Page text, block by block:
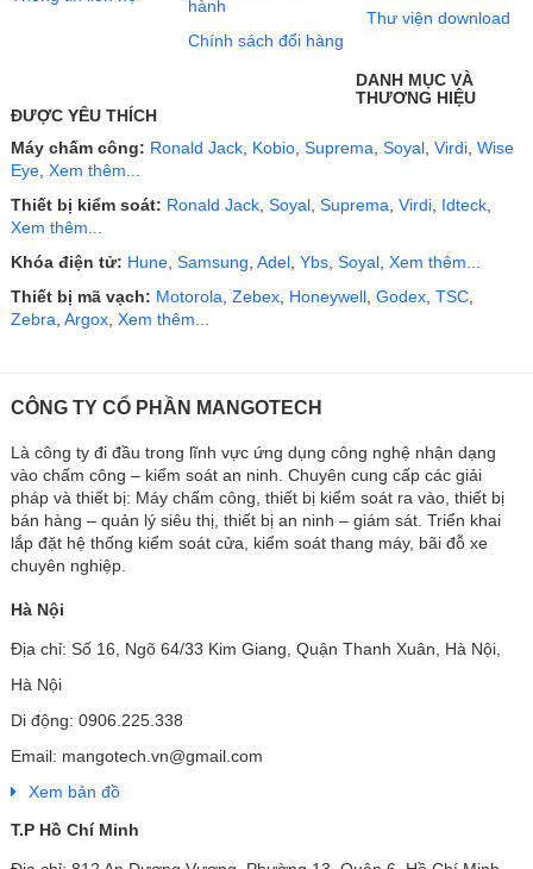
hành
Chính sách đổi hàng
Thư viện download
DANH MỤC VÀ
THƯƠNG HIỆU
ĐƯỢC YÊU THÍCH
Máy chấm công: Ronald Jack, Kobio, Suprema, Soyal, Virdi, Wise
Eye, Xem thêm...
Thiết bị kiểm soát: Ronald Jack, Soyal, Suprema, Virdi, Idteck,
Xem thêm...
Khóa điện tử: Hune, Samsung, Adel, Ybs, Soyal, Xem thêm...
Thiết bị mã vạch: Motorola, Zebex, Honeywell, Godex, TSC,
Zebra, Argox, Xem thêm...
CÔNG TY CỔ PHẦN MANGOTECH
Là công ty đi đầu trong lĩnh vực ứng dụng công nghệ nhận dạng
vào chấm công – kiểm soát an ninh. Chuyên cung cấp các giải
pháp và thiết bị: Máy chấm công, thiết bị kiểm soát ra vào, thiết bị
bán hàng – quản lý siêu thị, thiết bị an ninh – giám sát. Triển khai
lắp đặt hệ thống kiểm soát cửa, kiểm soát thang máy, bãi đỗ xe
chuyên nghiệp.
Hà Nội
Địa chỉ: Số 16, Ngõ 64/33 Kim Giang, Quận Thanh Xuân, Hà Nội,
Hà Nội
Di động: 0906.225.338
Email: mangotech.vn@gmail.com
Xem bản đồ
T.P Hồ Chí Minh